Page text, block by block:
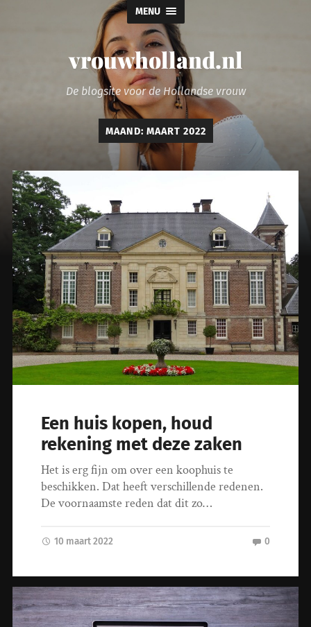
MENU
vrouwholland.nl
De blogsite voor de Hollandse vrouw
MAAND: MAART 2022
Een huis kopen, houd
rekening met deze zaken
Het is erg fijn om over een koophuis te
beschikken. Dat heeft verschillende redenen.
De voornaamste reden dat dit zo…
10 maart 2022 0